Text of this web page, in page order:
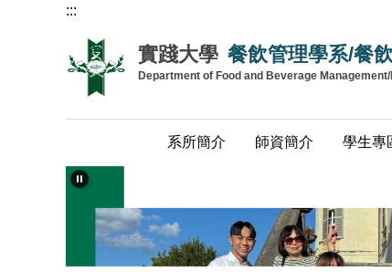
:::
實踐大學 餐飲管理學系/餐
Department of Food and Beverage
系所簡介 師資簡介 學生專